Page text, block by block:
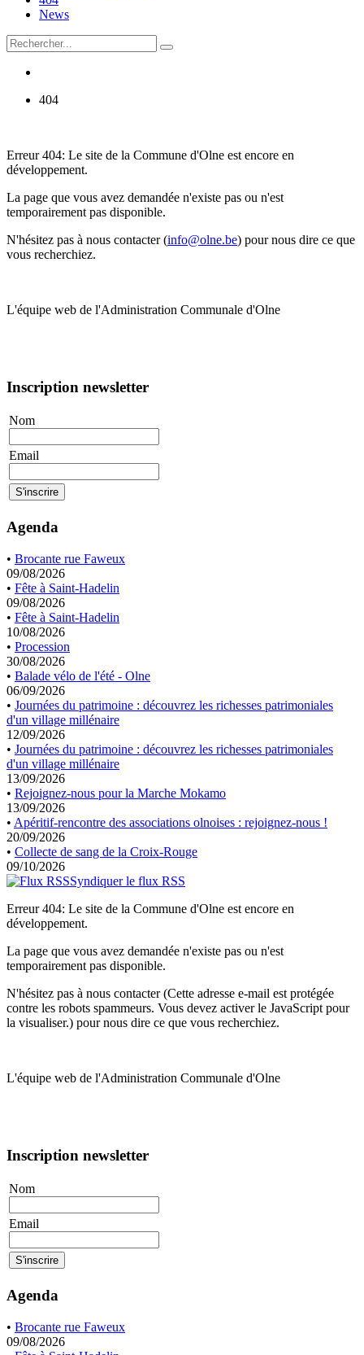
News
404
Erreur 404: Le site de la Commune d'Olne est encore en
développement.
La page que vous avez demandée n'existe pas ou n'est
temporairement pas disponible.
N'hésitez pas à nous contacter (info@olne.be) pour nous dire ce que
vous recherchiez.
L'équipe web de l'Administration Communale d'Olne
Inscription newsletter
Nom
Email
Agenda
• Brocante rue Faweux
09/08/2026
• Fête à Saint-Hadelin
09/08/2026
• Fête à Saint-Hadelin
10/08/2026
• Procession
30/08/2026
• Balade vélo de l'été - Olne
06/09/2026
• Journées du patrimoine : découvrez les richesses patrimoniales
d'un village millénaire
12/09/2026
• Journées du patrimoine : découvrez les richesses patrimoniales
d'un village millénaire
13/09/2026
• Rejoignez-nous pour la Marche Mokamo
13/09/2026
• Apéritif-rencontre des associations olnoises : rejoignez-nous !
20/09/2026
• Collecte de sang de la Croix-Rouge
09/10/2026
Syndiquer le flux RSS
Erreur 404: Le site de la Commune d'Olne est encore en
développement.
La page que vous avez demandée n'existe pas ou n'est
temporairement pas disponible.
N'hésitez pas à nous contacter (Cette adresse e-mail est protégée
contre les robots spammeurs. Vous devez activer le JavaScript pour
la visualiser.) pour nous dire ce que vous recherchiez.
L'équipe web de l'Administration Communale d'Olne
Inscription newsletter
Nom
Email
Agenda
• Brocante rue Faweux
09/08/2026